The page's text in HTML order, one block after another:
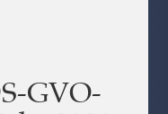
GVO-